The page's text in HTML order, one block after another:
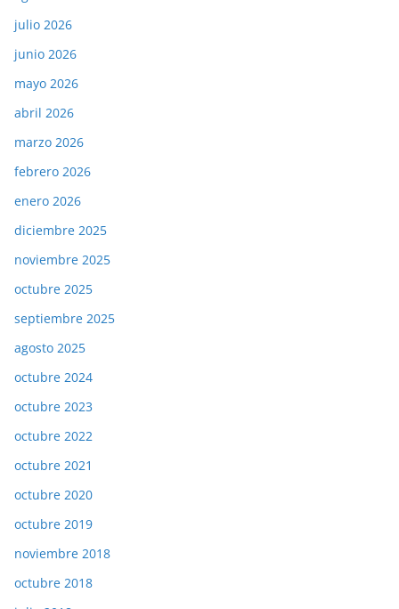
julio 2026
junio 2026
mayo 2026
abril 2026
marzo 2026
febrero 2026
enero 2026
diciembre 2025
noviembre 2025
octubre 2025
septiembre 2025
agosto 2025
octubre 2024
octubre 2023
octubre 2022
octubre 2021
octubre 2020
octubre 2019
noviembre 2018
octubre 2018